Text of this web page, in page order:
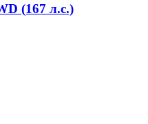
(167 л.с.)